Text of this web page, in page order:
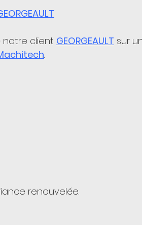
notre client GEORGEAULT sur
.
renouvelée.